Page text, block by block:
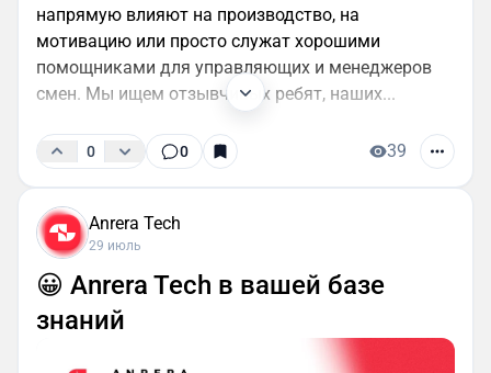
напрямую влияют на производство, на
мотивацию или просто служат хорошими
помощниками для управляющих и менеджеров
смен. Мы ищем отзывчивых ребят, наших...
0 0 39
Anrera Tech
29 июль
😀 Anrera Tech в вашей базе
знаний